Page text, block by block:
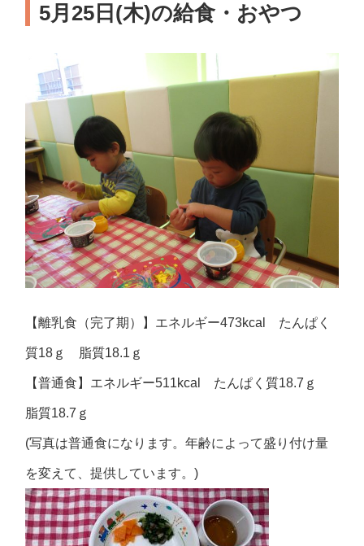
5月25日(木)の給食・おやつ
【離乳食（完了期）】エネルギー473kcal たんぱく
質18ｇ 脂質18.1ｇ
【普通食】エネルギー511kcal たんぱく質18.7ｇ
脂質18.7ｇ
(写真は普通食になります。年齢によって盛り付け量
を変えて、提供しています。)